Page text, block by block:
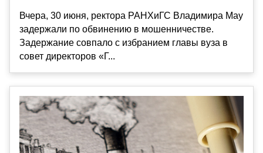
Вчера, 30 июня, ректора РАНХиГС Владимира Мау
задержали по обвинению в мошенничестве.
Задержание совпало с избранием главы вуза в
совет директоров «Г...